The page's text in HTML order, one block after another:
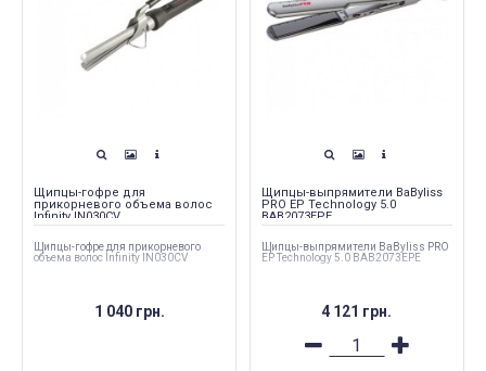
Щипцы-гофре для
прикорневого объема волос
Infinity IN030CV
Щипцы-гофре для прикорневого
объема волос Infinity IN030CV
1 040 грн.
Щипцы-выпрямители BaByliss
PRO EP Technology 5.0
BAB2073EPE
Щипцы-выпрямители BaByliss PRO
EP Technology 5.0 BAB2073EPE
4 121 грн.